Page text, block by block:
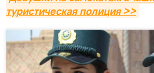
туристическая полиция >>